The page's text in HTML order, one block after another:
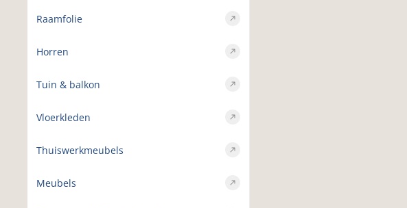
Raamfolie
Horren
Tuin & balkon
Vloerkleden
Thuiswerkmeubels
Meubels